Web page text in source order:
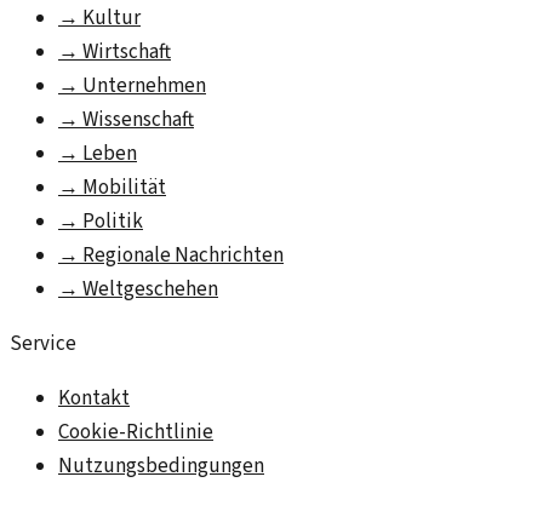
→ Kultur
→ Wirtschaft
→ Unternehmen
→ Wissenschaft
→ Leben
→ Mobilität
→ Politik
→ Regionale Nachrichten
→ Weltgeschehen
Service
Kontakt
Cookie-Richtlinie
Nutzungsbedingungen